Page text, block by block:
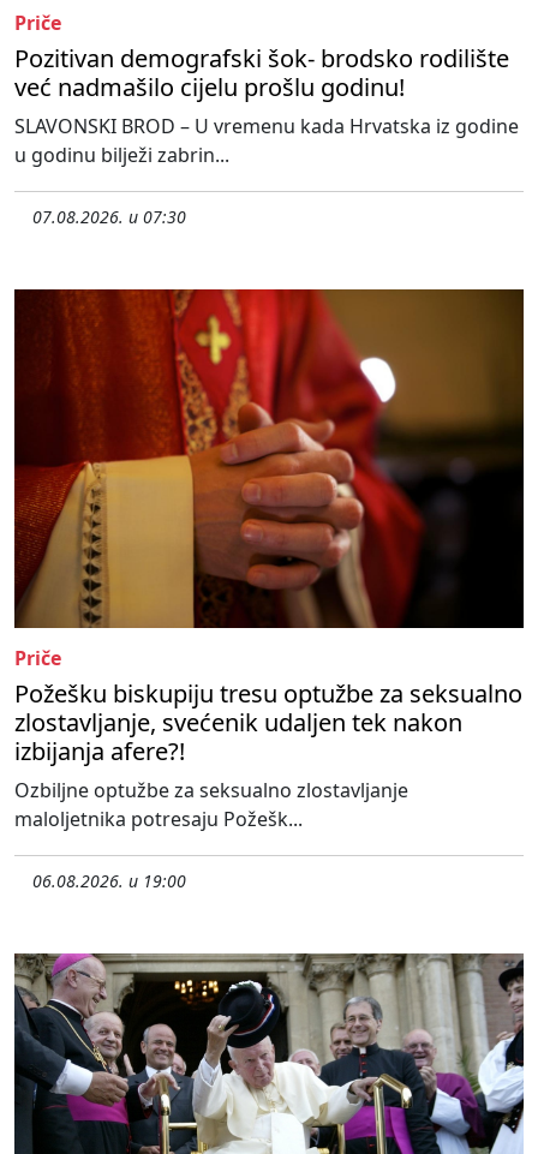
Priče
Pozitivan demografski šok- brodsko rodilište
već nadmašilo cijelu prošlu godinu!
SLAVONSKI BROD – U vremenu kada Hrvatska iz godine
u godinu bilježi zabrin...
07.08.2026. u 07:30
Priče
Požešku biskupiju tresu optužbe za seksualno
zlostavljanje, svećenik udaljen tek nakon
izbijanja afere?!
Ozbiljne optužbe za seksualno zlostavljanje
maloljetnika potresaju Požešk...
06.08.2026. u 19:00